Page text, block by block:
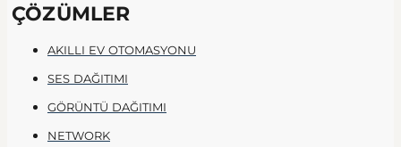
ÇÖZÜMLER
AKILLI EV OTOMASYONU
SES DAĞITIMI
GÖRÜNTÜ DAĞITIMI
NETWORK